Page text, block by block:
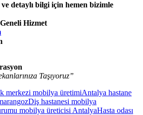
detaylı bilgi için hemen bizimle
Hizmet
Taşıyoruz”
merkezi mobilya üretimiAntalya hastane
Diş hastanesi mobilya
mobilya üreticisi AntalyaHasta odası